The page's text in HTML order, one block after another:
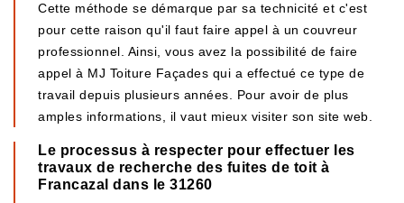
Cette méthode se démarque par sa technicité et c'est
pour cette raison qu'il faut faire appel à un couvreur
professionnel. Ainsi, vous avez la possibilité de faire
appel à MJ Toiture Façades qui a effectué ce type de
travail depuis plusieurs années. Pour avoir de plus
amples informations, il vaut mieux visiter son site web.
Le processus à respecter pour effectuer les
travaux de recherche des fuites de toit à
Francazal dans le 31260